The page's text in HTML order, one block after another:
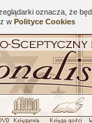
oznacza, że
w Polityce Cookies